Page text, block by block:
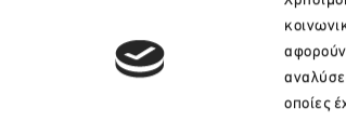
αφορούν
οποίες